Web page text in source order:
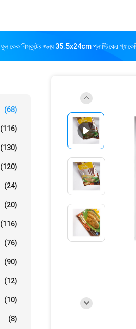
ফুল কেক বিস্কুটের জন্য 35.5x24cm প্লাস্টিকের
(68)
(116)
(130)
(120)
(24)
(20)
(116)
(76)
(90)
(12)
(10)
(8)